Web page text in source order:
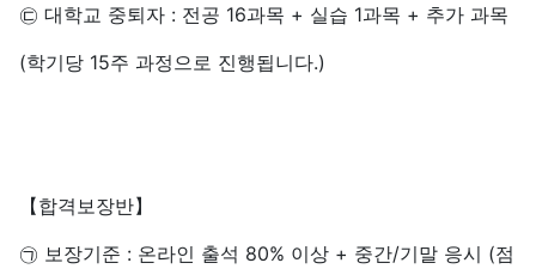
㉢ 대학교 중퇴자 : 전공 16과목 + 실습 1과목 + 추가 과목
(학기당 15주 과정으로 진행됩니다.)
【합격보장반】
㉠ 보장기준 : 온라인 출석 80% 이상 + 중간/기말 응시 (점